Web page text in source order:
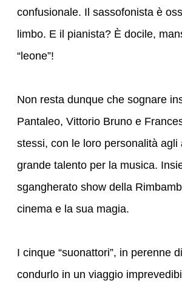
confusionale. Il sassofonista è
limbo. E il pianista? È docile,
“leone”!
Non resta dunque che sognare
Pantaleo, Vittorio Bruno e
stessi, con le loro personalità
grande talento per la musica.
sgangherato show della
cinema e la sua magia.
I cinque “suonattori”, in perenne
condurlo in un viaggio